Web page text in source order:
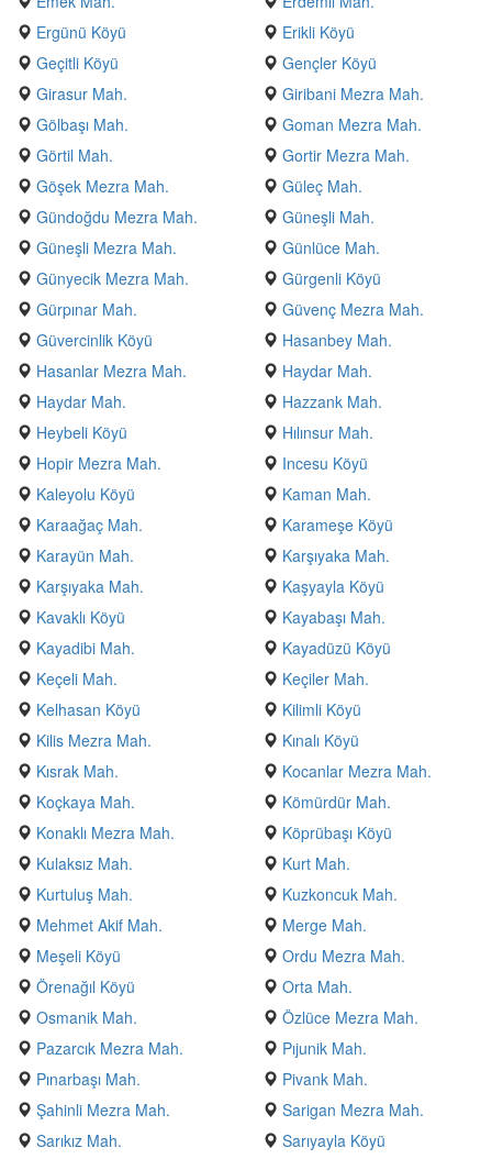
Ergünü Köyü
Erikli Köyü
Geçitli Köyü
Gençler Köyü
Girasur Mah.
Giribani Mezra Mah.
Gölbaşı Mah.
Goman Mezra Mah.
Görtil Mah.
Gortir Mezra Mah.
Göşek Mezra Mah.
Güleç Mah.
Gündoğdu Mezra Mah.
Güneşli Mah.
Güneşli Mezra Mah.
Günlüce Mah.
Günyecik Mezra Mah.
Gürgenli Köyü
Gürpınar Mah.
Güvenç Mezra Mah.
Güvercinlik Köyü
Hasanbey Mah.
Hasanlar Mezra Mah.
Haydar Mah.
Haydar Mah.
Hazzank Mah.
Heybeli Köyü
Hılınsur Mah.
Hopir Mezra Mah.
Incesu Köyü
Kaleyolu Köyü
Kaman Mah.
Karaağaç Mah.
Karameşe Köyü
Karayün Mah.
Karşıyaka Mah.
Karşıyaka Mah.
Kaşyayla Köyü
Kavaklı Köyü
Kayabaşı Mah.
Kayadibi Mah.
Kayadüzü Köyü
Keçeli Mah.
Keçiler Mah.
Kelhasan Köyü
Kilimli Köyü
Kilis Mezra Mah.
Kınalı Köyü
Kısrak Mah.
Kocanlar Mezra Mah.
Koçkaya Mah.
Kömürdür Mah.
Konaklı Mezra Mah.
Köprübaşı Köyü
Kulaksız Mah.
Kurt Mah.
Kurtuluş Mah.
Kuzkoncuk Mah.
Mehmet Akif Mah.
Merge Mah.
Meşeli Köyü
Ordu Mezra Mah.
Örenağıl Köyü
Orta Mah.
Osmanik Mah.
Özlüce Mezra Mah.
Pazarcık Mezra Mah.
Pıjunik Mah.
Pınarbaşı Mah.
Pivank Mah.
Şahinli Mezra Mah.
Sarigan Mezra Mah.
Sarıkız Mah.
Sarıyayla Köyü